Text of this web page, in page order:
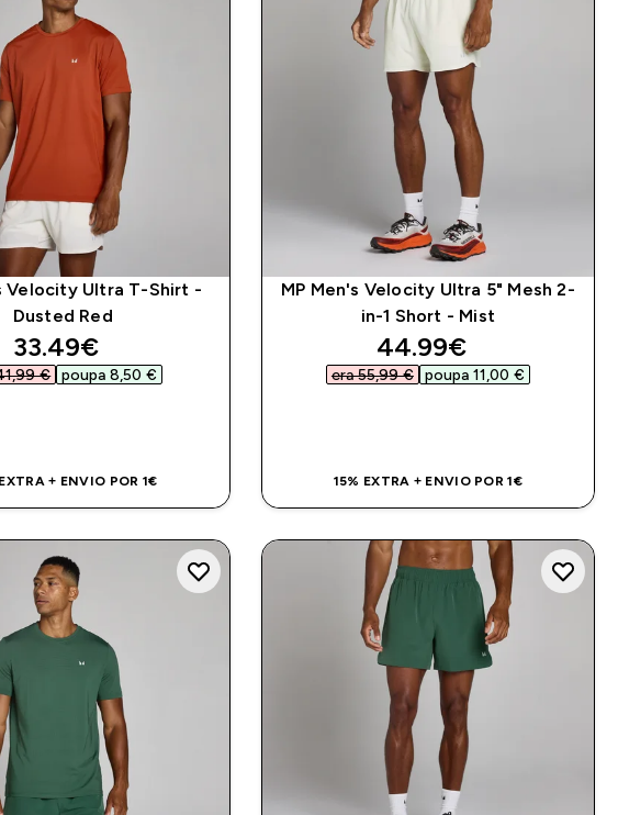
Velocity Ultra T-Shirt -
Dusted Red
discounted price
33.49€‎
€‎ poupa 8,50 €‎
+ ENVIO POR 1€
MP Men's Velocity Ultra 5" Mesh 2-
in-1 Short - Mist
discounted price
44.99€‎
era 55,99 €‎ poupa 11,00 €‎
15% EXTRA + ENVIO POR 1€